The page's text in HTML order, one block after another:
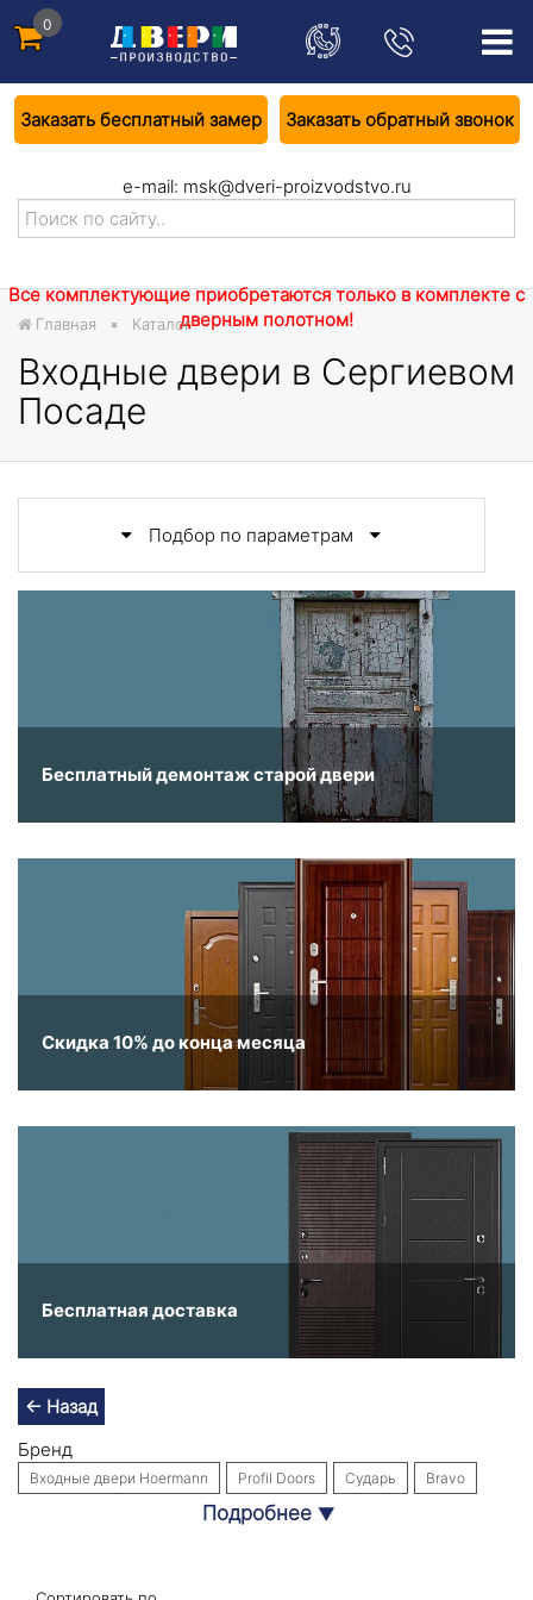
0
Заказать бесплатный замер Заказать обратный звонок
e-mail: msk@dveri-proizvodstvo.ru
Все комплектующие приобретаются только в комплекте с
дверным полотном!
Главная Каталог
Входные двери в Сергиевом
Посаде
Подбор по параметрам
Бесплатный демонтаж старой двери
Скидка 10% до конца месяца
Бесплатная доставка
← Назад
Бренд
Входные двери Hoermann Profil Doors Сударь Bravo
Входные двери Labirint Doors Интекрон
Назначение
Подробнее ▼